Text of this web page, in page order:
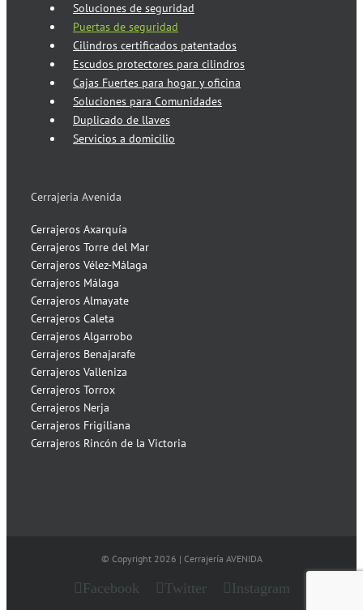
Soluciones de seguridad
Puertas de seguridad
Cilindros certificados patentados
Escudos protectores para cilindros
Cajas Fuertes para hogar y oficina
Soluciones para Comunidades
Duplicado de llaves
Servicios a domicilio
Cerrajeria Avenida
Cerrajeros Axarquía
Cerrajeros Torre del Mar
Cerrajeros Vélez-Málaga
Cerrajeros Málaga
Cerrajeros Almayate
Cerrajeros Caleta
Cerrajeros Algarrobo
Cerrajeros Benajarafe
Cerrajeros Valleniza
Cerrajeros Torrox
Cerrajeros Nerja
Cerrajeros Frigiliana
Cerrajeros Rincón de la Victoria
© Copyright 2026 | Cerrajería AVENIDA
Facebook Twitter Instagram